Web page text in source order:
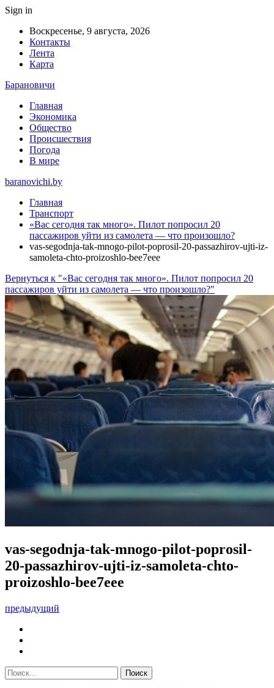
Sign in
Воскресенье, 9 августа, 2026
Контакты
Лента
Карта
Барановичи
Главная
Экономика
Общество
Происшествия
Погода
В мире
baranovichi.by
Главная
Транспорт
«Вас сегодня так много». Пилот попросил 20
пассажиров уйти из самолета — что произошло?
vas-segodnja-tak-mnogo-pilot-poprosil-20-passazhirov-ujti-iz-
samoleta-chto-proizoshlo-bee7eee
Вернуться к "«Вас сегодня так много». Пилот попросил 20
пассажиров уйти из самолета — что произошло?"
vas-segodnja-tak-mnogo-pilot-poprosil-
20-passazhirov-ujti-iz-samoleta-chto-
proizoshlo-bee7eee
предыдущий